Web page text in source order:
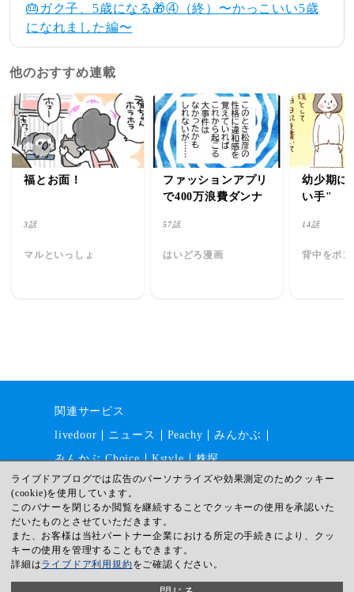
🎂ガク子、5歳になる🎁④（終）〜かっこいい5歳
になれました編〜
他のおすすめ連載
福とお面！
3話
マルといっしょ
ファッションアプリ
で400万浪費ダンナ
57話
はいどろ漫画
幼少期に
い手"
14話
背中をポ
関連サービス
livedoor
ニュース Peachy
みんかぶ
みんかぶ Choice
Kstyle 株探
運営会社 採用情報
利用規約
ガイドライン
サイトマップ
プライバシー
ヘルプ
ライブドアブログでは広告のパーソナライズや効果測定のためクッキー
(cookie)を使用しています。
このバナーを閉じるか閲覧を継続することでクッキーの使用を承認いた
だいたものとさせていただきます。
また、お客様は当社パートナー企業における所定の手続きにより、クッ
キーの使用を管理することもできます。
詳細はライブドア利用規約をご確認ください。